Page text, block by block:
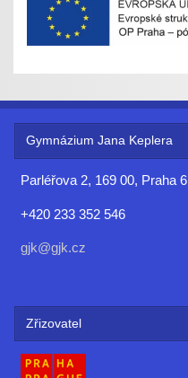
Gymnázium Jana Keplera
Parléřova 2, 169 00, Praha 6
+420 233 352 546
gjk@gjk.cz
Zřizovatel